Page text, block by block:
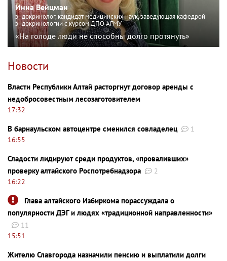
Инна Вейцман
эндокринолог, кандидат медицинских наук, заведующая кафедрой
эндокринологии с курсом ДПО АГМУ
«На голоде люди не способны долго протянуть»
Новости
Власти Республики Алтай расторгнут договор аренды с
недобросовестным лесозаготовителем
17:32
В барнаульском автоцентре сменился совладелец
1
16:55
Сладости лидируют среди продуктов, «проваливших»
проверку алтайского Роспотребнадзора
2
16:22
Глава алтайского Избиркома порассуждала о
популярности ДЭГ и людях «традиционной направленности»
11
15:51
Жителю Славгорода назначили пенсию и выплатили долги